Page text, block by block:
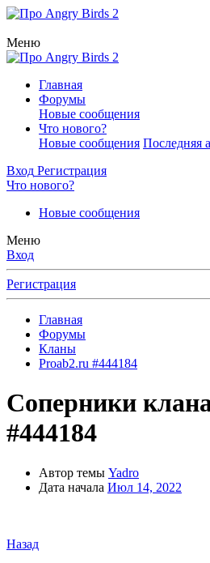
Меню
Главная
Форумы
Новые сообщения
Что нового?
Новые сообщения Последняя
Вход Регистрация
Что нового?
Новые сообщения
Меню
Вход
Регистрация
Главная
Форумы
Кланы
Proab2.ru #444184
Соперники
#444184
Автор темы Yadro
Дата начала Июл 14, 2022
Назад